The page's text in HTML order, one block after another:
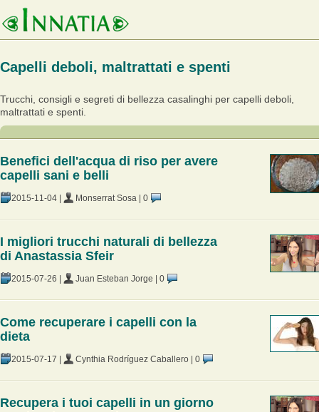
Capelli deboli, maltrattati e spenti
Trucchi, consigli e segreti di bellezza casalinghi per capelli deboli,
maltrattati e spenti.
Benefici dell'acqua di riso per avere
capelli sani e belli
2015-11-04 Monserrat Sosa 0
I migliori trucchi naturali di bellezza
di Anastassia Sfeir
2015-07-26 Juan Esteban Jorge 0
Come recuperare i capelli con la
dieta
2015-07-17 Cynthia Rodríguez Caballero 0
Recupera i tuoi capelli in un giorno